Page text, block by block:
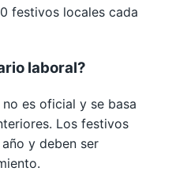
festivos locales cada
laboral?
es oficial y se basa
Los festivos
y deben ser